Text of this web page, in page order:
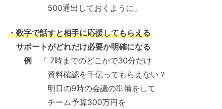
500通出しておくように」
・数字で話すと相手に応援してもらえる
サポートがどれだけ必要か明確になる
例
「 7時までのどこかで30分だけ
資料確認を手伝ってもらえない？
明日の9時の会議の準備をして
チーム予算300万円を